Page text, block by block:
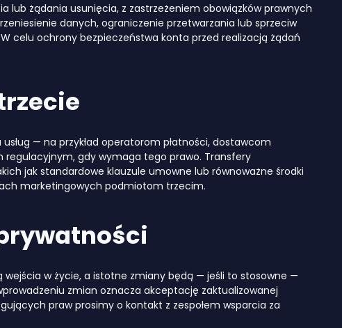
lub żądania usunięcia, z zastrzeżeniem obowiązków prawnych
danych, ograniczenie przetwarzania lub sprzeciw
celu ochrony bezpieczeństwa konta przed realizacją żądań
— na przykład operatorom płatności, dostawcom
gdy wymaga tego prawo. Transfery
jak standardowe klauzule umowne lub równoważne środki
marketingowych podmiotom trzecim.
w życie, a istotne zmiany będą — jeśli to stosowne —
zmian oznacza akceptację zaktualizowanej
praw prosimy o kontakt z zespołem wsparcia za